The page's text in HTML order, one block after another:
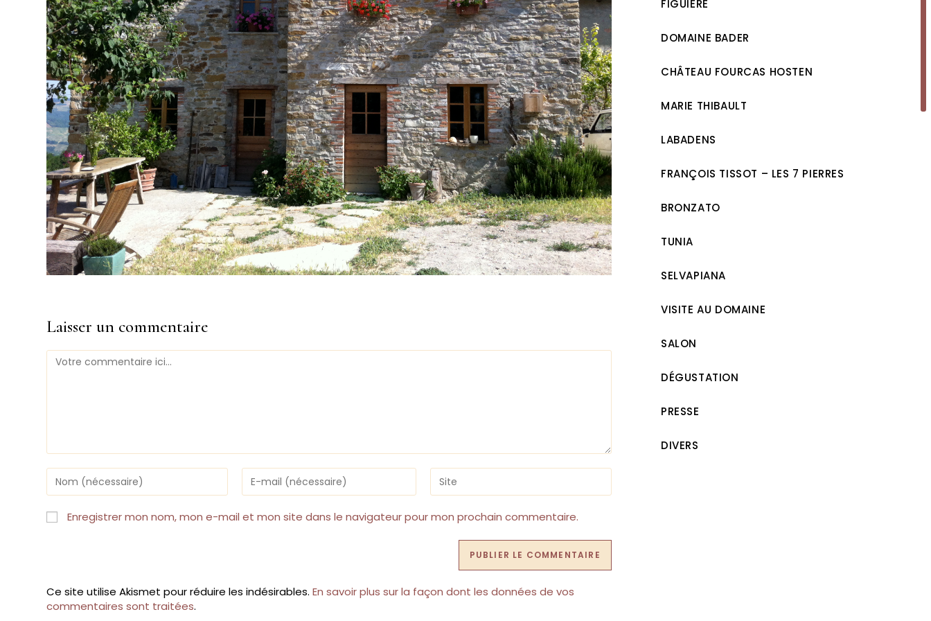
Laisser un commentaire
Comment
Enter
your
name
or
username
Enter
your
email
address
Saisir
l’URL
de
votre
(facultatif)
Enregistrer mon nom, mon e-mail et mon site dans le navigateur pour mon prochain commentaire.
Ce site utilise Akismet pour réduire les indésirables.En savoir plus sur la façon dont les données de vos
commentaires sont traitées.
FIGUIÈRE
DOMAINE BADER
CHÂTEAU FOURCAS HOSTEN
MARIE THIBAULT
LABADENS
FRANÇOIS TISSOT – LES 7 PIERRES
BRONZATO
TUNIA
SELVAPIANA
VISITE AU DOMAINE
SALON
DÉGUSTATION
PRESSE
DIVERS